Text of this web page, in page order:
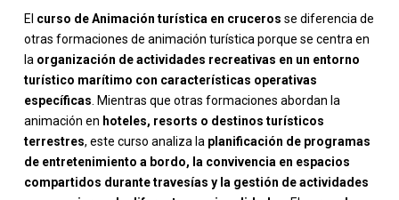
El curso de Animación turística en cruceros se diferencia de
otras formaciones de animación turística porque se centra en
la organización de actividades recreativas en un entorno
turístico marítimo con características operativas
específicas. Mientras que otras formaciones abordan la
animación en hoteles, resorts o destinos turísticos
terrestres, este curso analiza la planificación de programas
de entretenimiento a bordo, la convivencia en espacios
compartidos durante travesías y la gestión de actividades
-